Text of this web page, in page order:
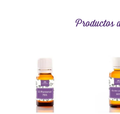
Productos